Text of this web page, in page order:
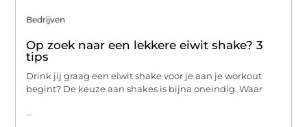
Bedrijven
Op zoek naar een lekkere eiwit shake? 3
tips
Drink jij graag een eiwit shake voor je aan je workout
begint? De keuze aan shakes is bijna oneindig. Waar
...